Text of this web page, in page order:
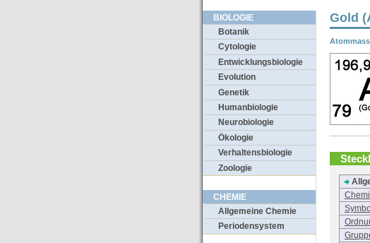
BIOLOGIE
Botanik
Cytologie
Entwicklungsbiologie
Evolution
Genetik
Humanbiologie
Neurobiologie
Ökologie
Verhaltensbiologie
Zoologie
CHEMIE
Allgemeine Chemie
Periodensystem
Gold